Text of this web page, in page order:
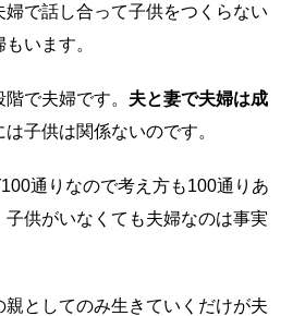
婦で話し合って子供をつくらない
います。
で夫婦です。 夫と妻で夫婦は成
子供は関係ないのです。
通りなので考え方も100通りあ
子供がいなくても夫婦なのは事実
としてのみ生きていくだけが夫